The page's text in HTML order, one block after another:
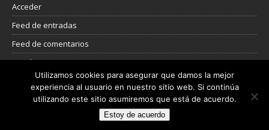
Acceder
Feed de entradas
Feed de comentarios
WordPress.org
Nube de etiquetas
Copyright © 2026 | Plantilla WordPress por
Utilizamos cookies para asegurar que damos la mejor
experiencia al usuario en nuestro sitio web. Si continúa
utilizando este sitio asumiremos que está de acuerdo.
Estoy de acuerdo